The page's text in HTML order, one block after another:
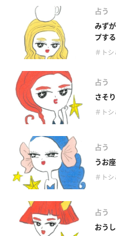
占う
みず
プする
＃ト
占う
さそ
＃ト
占う
うお
＃ト
占う
おう